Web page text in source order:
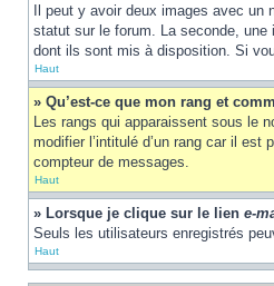
Il peut y avoir deux images avec
statut sur le forum. La seconde, une
dont ils sont mis à disposition. Si
Haut
» Qu’est-ce que mon rang et
Les rangs qui apparaissent sous le
modifier l’intitulé d’un rang car il
compteur de messages.
Haut
» Lorsque je clique sur le lien e-
Seuls les utilisateurs enregistrés
Haut